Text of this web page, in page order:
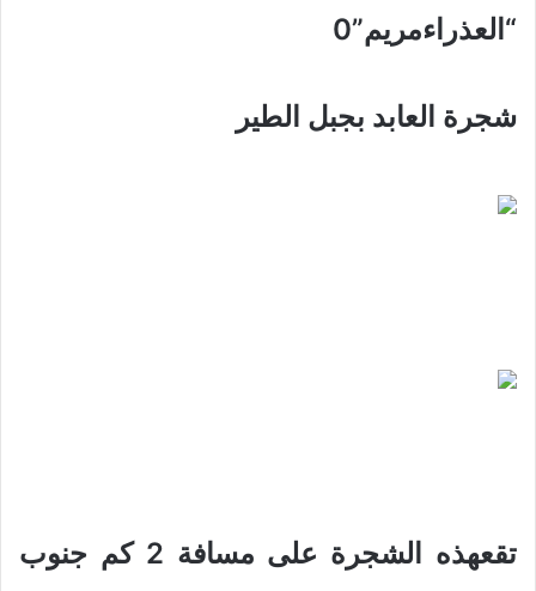
“العذراءمريم”0
شجرة العابد بجبل الطير
تقعهذه الشجرة على مسافة 2 كم جنوب